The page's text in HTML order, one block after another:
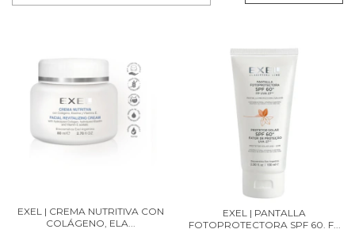
EXEL | CREMA NUTRITIVA CON
COLÁGENO, ELA...
EXEL | PANTALLA
FOTOPROTECTORA SPF 60. F...